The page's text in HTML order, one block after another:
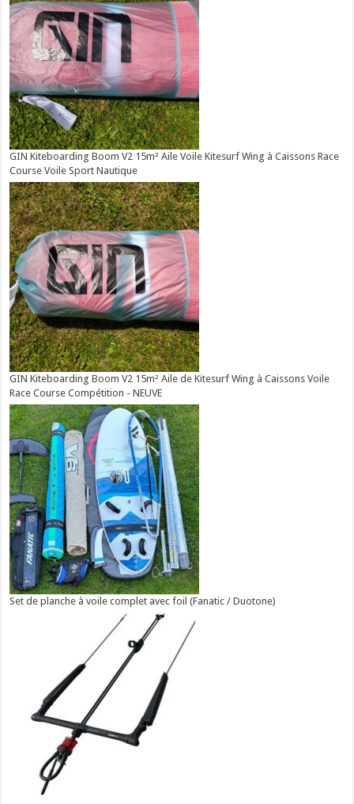
GIN Kiteboarding Boom V2 15m² Aile Voile Kitesurf Wing à Caissons Race
Course Voile Sport Nautique
GIN Kiteboarding Boom V2 15m² Aile de Kitesurf Wing à Caissons Voile
Race Course Compétition - NEUVE
Set de planche à voile complet avec foil (Fanatic / Duotone)